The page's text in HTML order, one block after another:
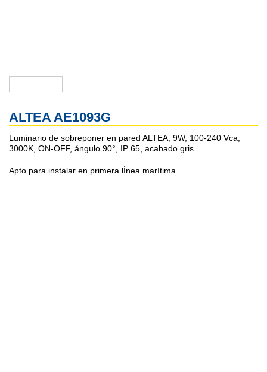
ALTEA AE1093G
Luminario de sobreponer en pared ALTEA, 9W, 100-240 Vca,
3000K, ON-OFF, ángulo 90°, IP 65, acabado gris.
Apto para instalar en primera lÍnea marítima.